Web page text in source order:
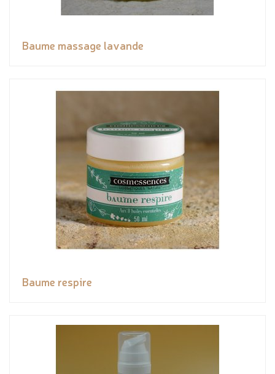
Baume massage lavande
Baume respire